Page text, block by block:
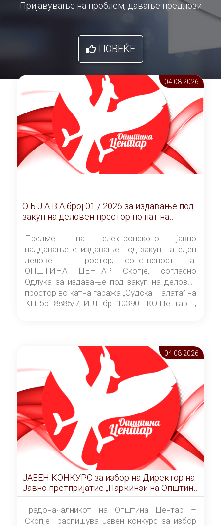
Пријавување на проблем, давање предлози
ПОВЕЌЕ
04.08 2026
О Б Ј А В А брoj 01 / 2026 за издавање под
закуп на деловен простор по пат на
ЕЛЕКТРОНСКО ЈАВНО НАДДАВАЊЕ
Предмет на електронското јавно
наддавање е издавање под закуп на еден
деловен простор, сопственост на
ОПШТИНА ЦЕНТАР Скопје, согласно
Одлука за издавање под закуп на деловен
простор во катна гаража „Судска Палата” на
КП бр. 8885/7, И.Л. бр. 103901 КО Центар 1,
Скопје” број 9/2026), за времетраење од 3
(три) години од денот на потпишувањето на
Договорот за закуп со најповолниот
понудувач.
04.08 2026
ЈАВЕН КОНКУРС за избор на Директор на
Јавно претпријатие „Паркинзи на Општина
Центар“ – Скопје
Градоначалникот на Општина Центар –
Скопје распишува Јавен конкурс за избор